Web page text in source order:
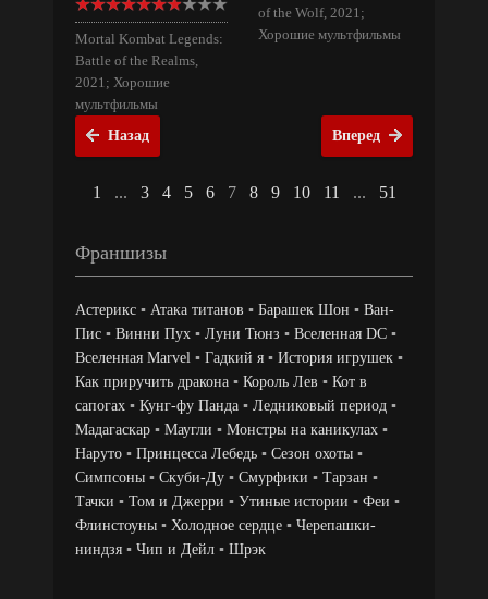
Mortal Kombat Legends:
Battle of the Realms,
2021; Хорошие
мультфильмы
of the Wolf, 2021;
Хорошие мультфильмы
Назад Вперед
1 ... 3 4 5 6 7 8 9 10 11 ... 51
Франшизы
Астерикс ▪ Атака титанов ▪ Барашек Шон ▪ Ван-
Пис ▪ Винни Пух ▪ Луни Тюнз ▪ Вселенная DC ▪
Вселенная Marvel ▪ Гадкий я ▪ История игрушек ▪
Как приручить дракона ▪ Король Лев ▪ Кот в
сапогах ▪ Кунг-фу Панда ▪ Ледниковый период ▪
Мадагаскар ▪ Маугли ▪ Монстры на каникулах ▪
Наруто ▪ Принцесса Лебедь ▪ Сезон охоты ▪
Симпсоны ▪ Скуби-Ду ▪ Смурфики ▪ Тарзан ▪
Тачки ▪ Том и Джерри ▪ Утиные истории ▪ Феи ▪
Флинстоуны ▪ Холодное сердце ▪ Черепашки-
ниндзя ▪ Чип и Дейл ▪ Шрэк